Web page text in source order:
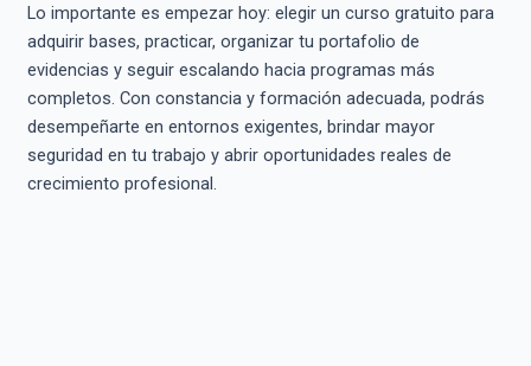
Lo importante es empezar hoy: elegir un curso gratuito para
adquirir bases, practicar, organizar tu portafolio de
evidencias y seguir escalando hacia programas más
completos. Con constancia y formación adecuada, podrás
desempeñarte en entornos exigentes, brindar mayor
seguridad en tu trabajo y abrir oportunidades reales de
crecimiento profesional.